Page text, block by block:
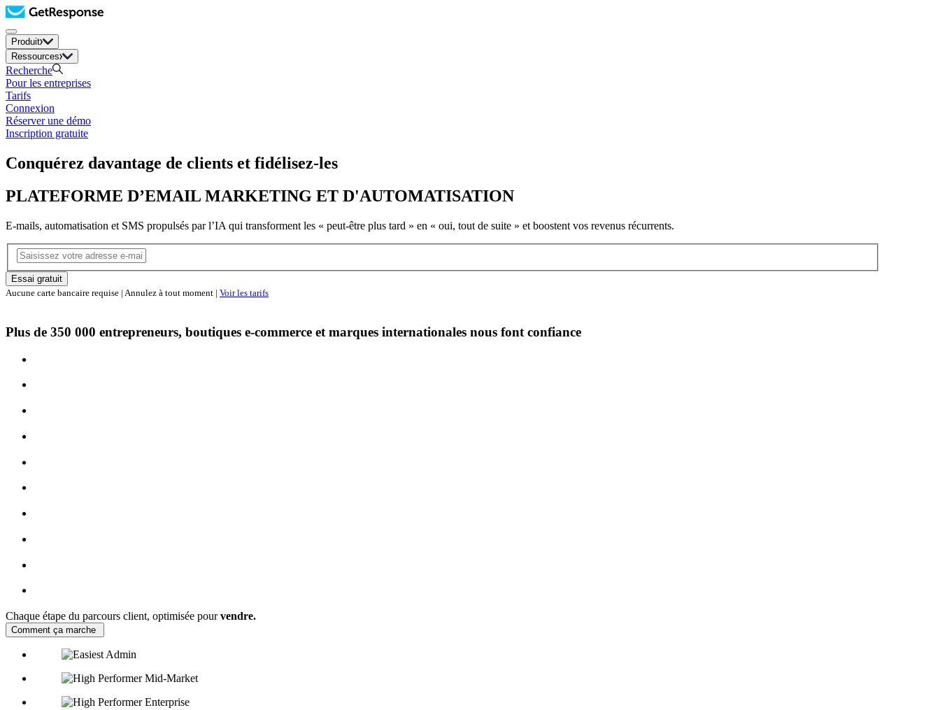
Produit
Ressources
Recherche
Pour les entreprises
Tarifs
Connexion
Réserver une démo
Inscription gratuite
Conquérez davantage de clients et fidélisez-les
PLATEFORME D’EMAIL MARKETING ET D'AUTOMATISATION
E-mails, automatisation et SMS propulsés par l’IA qui transforment les « peut-être plus tard » en « oui, tout de suite » et boostent vos revenus récurrents.
Essai gratuit
Aucune carte bancaire requise | Annulez à tout moment | Voir les tarifs
Plus de 350 000 entrepreneurs, boutiques e-commerce et marques internationales nous font confiance
Chaque étape du parcours client, optimisée pourvendre.
Comment ça marche